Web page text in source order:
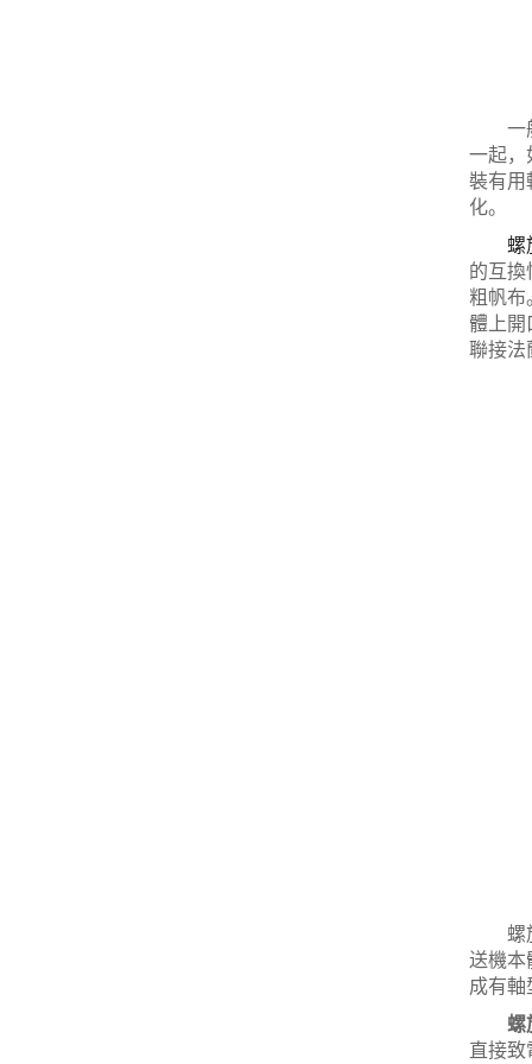
一般
一起，
裝有用
化。
螺
的互換
粗帆布
體上開
聯接法
螺旋
送機本
成有軸
螺
直接致